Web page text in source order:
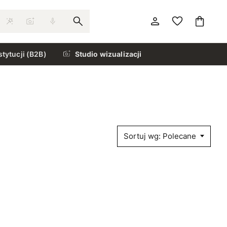
(B2B) Studio wizualizacji
Sortuj wg: Polecane